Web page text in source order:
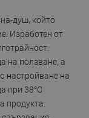
душ, който
Изработен от
на ползване, а
настройване на
при 38°C
продукта.